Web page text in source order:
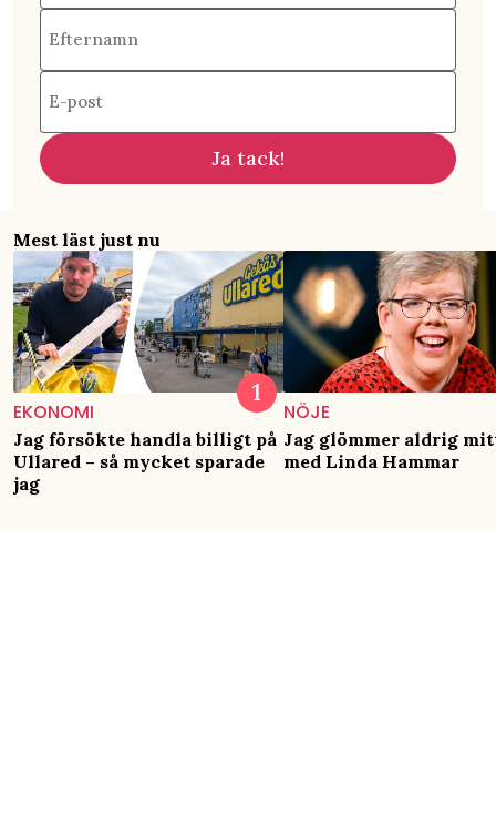
Efternamn
E-post
Ja tack!
Mest läst just nu
EKONOMI
Jag försökte handla billigt på
Ullared – så mycket sparade
jag
NÖJE
Jag glömmer aldrig
med Linda Hammar